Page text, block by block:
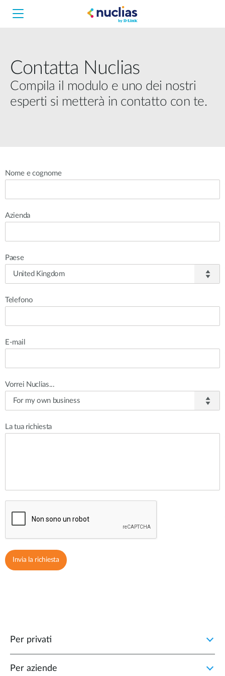
Nuclias Unity
Nuclias Cloud
Hardware DNH-1000
Contatta Nuclias
Compila il modulo e uno dei nostri
esperti si metterà in contatto con te.
Nome e cognome
Azienda
Paese
Telefono
E-mail
Vorrei Nuclias...
La tua richiesta
Per privati
Per aziende